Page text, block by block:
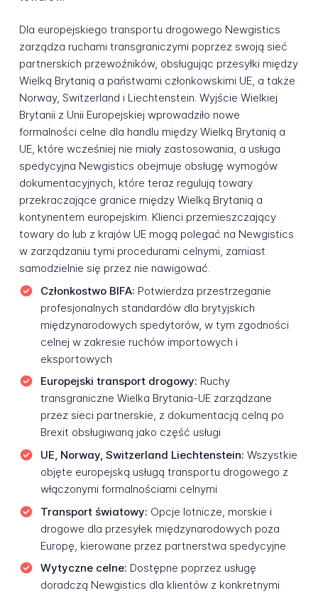
Dla europejskiego transportu drogowego Newgistics
zarządza ruchami transgraniczymi poprzez swoją sieć
partnerskich przewoźników, obsługując przesyłki między
Wielką Brytanią a państwami członkowskimi UE, a także
Norway, Switzerland i Liechtenstein. Wyjście Wielkiej
Brytanii z Unii Europejskiej wprowadziło nowe
formalności celne dla handlu między Wielką Brytanią a
UE, które wcześniej nie miały zastosowania, a usługa
spedycyjna Newgistics obejmuje obsługę wymogów
dokumentacyjnych, które teraz regulują towary
przekraczające granice między Wielką Brytanią a
kontynentem europejskim. Klienci przemieszczający
towary do lub z krajów UE mogą polegać na Newgistics
w zarządzaniu tymi procedurami celnymi, zamiast
samodzielnie się przez nie nawigować.
Członkostwo BIFA: Potwierdza przestrzeganie
profesjonalnych standardów dla brytyjskich
międzynarodowych spedytorów, w tym zgodności
celnej w zakresie ruchów importowych i
eksportowych
Europejski transport drogowy: Ruchy
transgraniczne Wielka Brytania-UE zarządzane
przez sieci partnerskie, z dokumentacją celną po
Brexit obsługiwaną jako część usługi
UE, Norway, Switzerland Liechtenstein: Wszystkie
objęte europejską usługą transportu drogowego z
włączonymi formalnościami celnymi
Transport światowy: Opcje lotnicze, morskie i
drogowe dla przesyłek międzynarodowych poza
Europę, kierowane przez partnerstwa spedycyjne
Wytyczne celne: Dostępne poprzez usługę
doradczą Newgistics dla klientów z konkretnymi